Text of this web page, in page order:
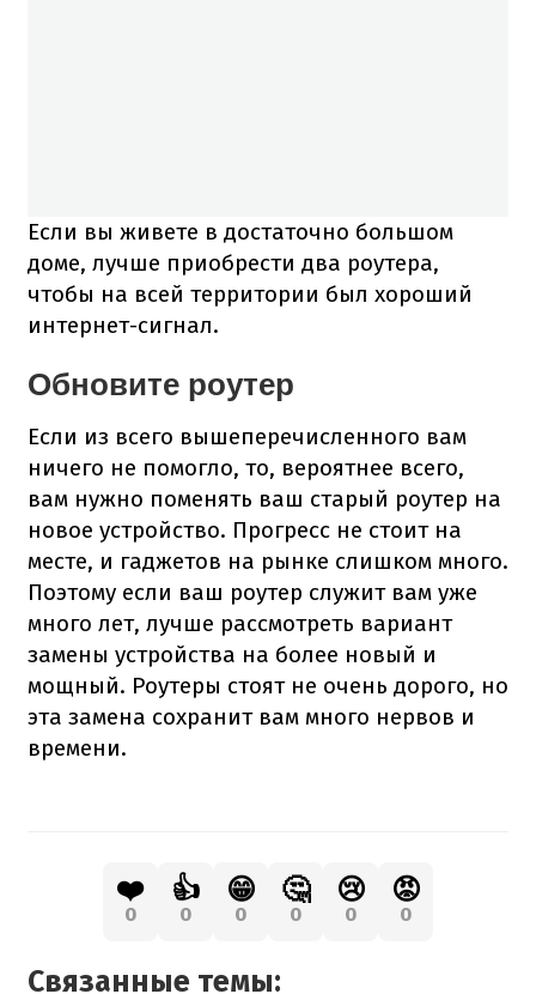
Если вы живете в достаточно большом
доме, лучше приобрести два роутера,
чтобы на всей территории был хороший
интернет-сигнал.
Обновите роутер
Если из всего вышеперечисленного вам
ничего не помогло, то, вероятнее всего,
вам нужно поменять ваш старый роутер на
новое устройство. Прогресс не стоит на
месте, и гаджетов на рынке слишком много.
Поэтому если ваш роутер служит вам уже
много лет, лучше рассмотреть вариант
замены устройства на более новый и
мощный. Роутеры стоят не очень дорого, но
эта замена сохранит вам много нервов и
времени.
❤️
0
👍
0
😁
0
🤔
0
😢
0
😡
0
Связанные темы: